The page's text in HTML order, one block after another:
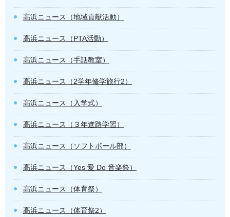
高浜ニュース（地域貢献活動）
高浜ニュース（PTA活動）
高浜ニュース（手話教室）
高浜ニュース（2学年修学旅行2）
高浜ニュース（入学式）
高浜ニュース（３年進路学習）
高浜ニュース（ソフトボール部）
高浜ニュース（Yes 愛 Do 音楽祭）
高浜ニュース（体育祭）
高浜ニュース（体育祭2）